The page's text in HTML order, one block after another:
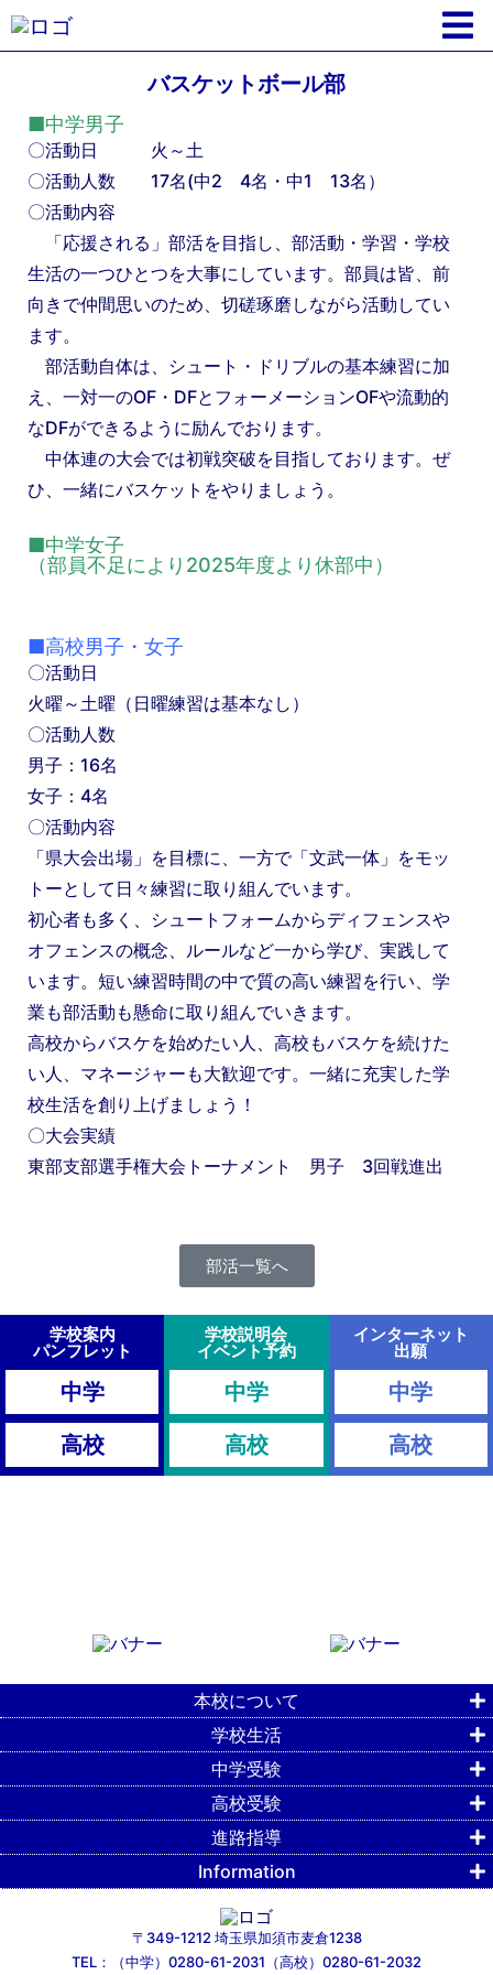
バスケットボール部
■中学男子
〇活動日 火～土
〇活動人数 17名(中2 4名・中1 13名）
〇活動内容
「応援される」部活を目指し、部活動・学習・学校
生活の一つひとつを大事にしています。部員は皆、前
向きで仲間思いのため、切磋琢磨しながら活動してい
ます。
部活動自体は、シュート・ドリブルの基本練習に加
え、一対一のOF・DFとフォーメーションOFや流動的
なDFができるように励んでおります。
中体連の大会では初戦突破を目指しております。ぜ
ひ、一緒にバスケットをやりましょう。
■中学女子
（部員不足により2025年度より休部中）
■高校男子・女子
〇活動日
火曜～土曜（日曜練習は基本なし）
〇活動人数
男子：16名
女子：4名
〇活動内容
「県大会出場」を目標に、一方で「文武一体」をモッ
トーとして日々練習に取り組んでいます。
初心者も多く、シュートフォームからディフェンスや
オフェンスの概念、ルールなど一から学び、実践して
います。短い練習時間の中で質の高い練習を行い、学
業も部活動も懸命に取り組んでいきます。
高校からバスケを始めたい人、高校もバスケを続けた
い人、マネージャーも大歓迎です。一緒に充実した学
校生活を創り上げましょう！
〇大会実績
東部支部選手権大会トーナメント 男子 3回戦進出
部活一覧へ
学校案内
パンフレット
中学
高校
学校説明会
イベント予約
中学
高校
インターネット
出願
中学
高校
〒349-1212 埼玉県加須市麦倉1238
TEL：（中学）0280-61-2031（高校）0280-61-2032
本校について
学校生活
中学受験
高校受験
進路指導
Information